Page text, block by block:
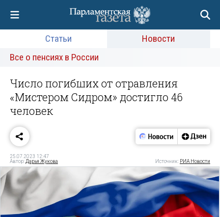
Статьи
Новости
Все о пенсиях в России
Число погибших от отравления
«Мистером Сидром» достигло 46
человек
25.07.2023 12:47
Автор: Дарья Жукова Источник: РИА Новости